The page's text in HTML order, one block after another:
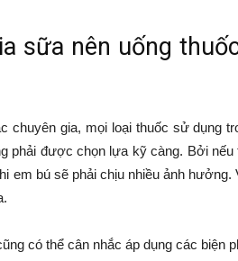
sữa nên uống
chuyên gia, mọi loại thuốc sử dụng
phải được chọn lựa kỹ càng. Bởi
em bú sẽ phải chịu nhiều ảnh
có thể cân nhắc áp dụng các biện